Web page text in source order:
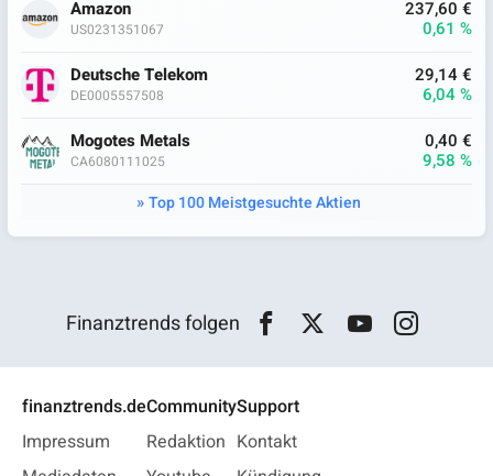
Amazon
US0231351067
237,60 €
0,61 %
Deutsche Telekom
DE0005557508
29,14 €
6,04 %
Mogotes Metals
CA6080111025
0,40 €
9,58 %
Top 100 Meistgesuchte Aktien
Finanztrends folgen
finanztrends.de
Impressum
Community
Redaktion
Support
Kontakt